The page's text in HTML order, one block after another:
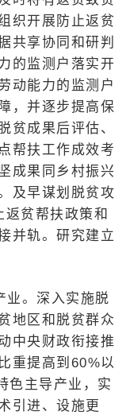
织开展防止返贫
共享协同和研判
的监测户落实开
动能力的监测户
，并逐步提高保
贫成果后评估、
帮扶工作成效考
成果同乡村振兴
及早谋划脱贫攻
贫帮扶政策和
并轨。研究建立
业。深入实施脱
地区和脱贫群众
中央财政衔接推
重提高到60%以
色主导产业，实
引进、设施更